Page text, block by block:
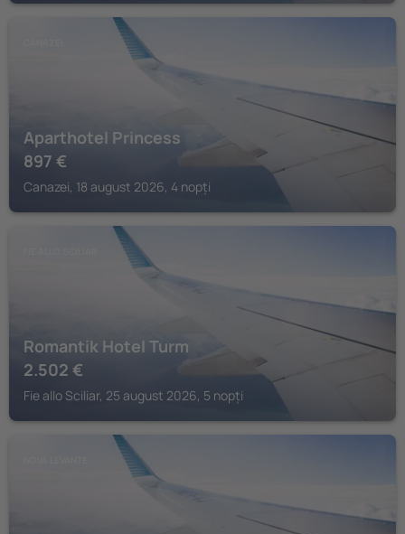
Aparthotel Princess
897 €
Canazei, 18 august 2026, 4 nopți
Romantik Hotel Turm
2.502 €
Fie allo Sciliar, 25 august 2026, 5 nopți